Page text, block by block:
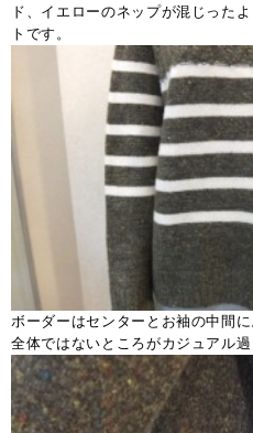
ド、イエローのネップが混じった
トです。
ボーダーはセンターとお袖の中間に
全体ではないところがカジュアル過